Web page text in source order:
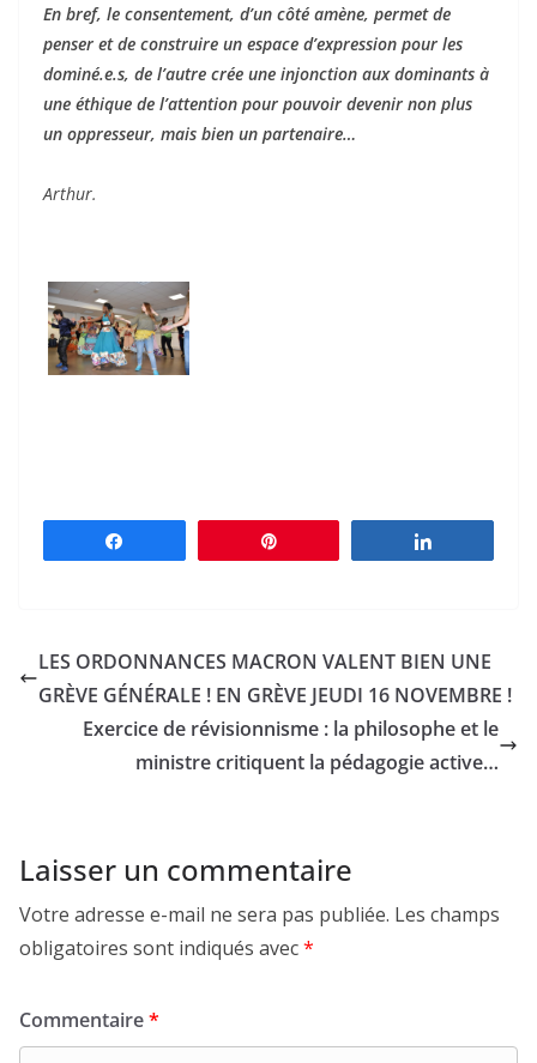
En bref, le consentement, d’un côté amène, permet de
penser et de construire un espace d’expression pour les
dominé.e.s, de l’autre crée une injonction aux dominants à
une éthique de l’attention pour pouvoir devenir non plus
un oppresseur, mais bien un partenaire…
Arthur.
LES ORDONNANCES MACRON VALENT BIEN UNE
GRÈVE GÉNÉRALE ! EN GRÈVE JEUDI 16 NOVEMBRE !
Exercice de révisionnisme : la philosophe et le
ministre critiquent la pédagogie active…
Laisser un commentaire
Votre adresse e-mail ne sera pas publiée. Les champs
obligatoires sont indiqués avec*
Commentaire*